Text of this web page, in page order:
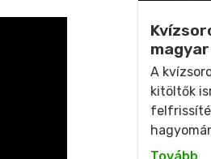
A
kitöltők
Tovább